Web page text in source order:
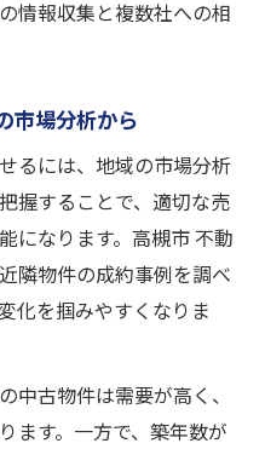
情報収集と複数社への相
市場分析から
るには、地域の市場分析
握することで、適切な売
になります。高槻市 不動
隣物件の成約事例を調べ
化を掴みやすくなりま
中古物件は需要が高く、
ます。一方で、築年数が